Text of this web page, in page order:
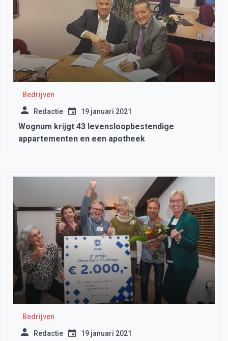
Bedrijven
Redactie 19 januari 2021
Wognum krijgt 43 levensloopbestendige
appartementen en een apotheek
Bedrijven
Redactie 19 januari 2021